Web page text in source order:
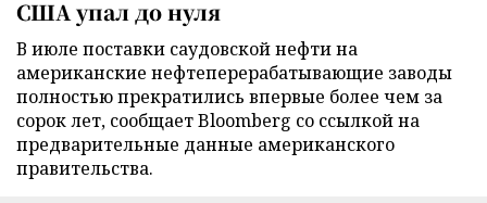
США упал до нуля
В июле поставки саудовской нефти на
американские нефтеперерабатывающие заводы
полностью прекратились впервые более чем за
сорок лет, сообщает Bloomberg со ссылкой на
предварительные данные американского
правительства.